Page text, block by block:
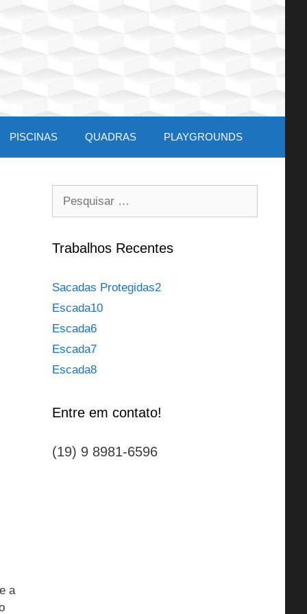
PISCINAS QUADRAS PLAYGROUNDS
a
Trabalhos Recentes
Sacadas Protegidas2
Escada10
Escada6
Escada7
Escada8
Entre em contato!
(19) 9 8981-6596